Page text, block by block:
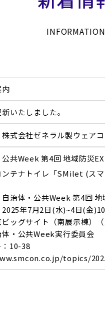
INFORMATION
いたしました。
株式会社ゼネラル製ウェア
公共Week 第4回 地域防災
ンテナトイレ「SMilet (ス
治体・公共Week 第4回 地
年7月2日(水)~4日(金
ッグサイト（南展示棟）
・公共Week実行委員会
：10-38
topics/